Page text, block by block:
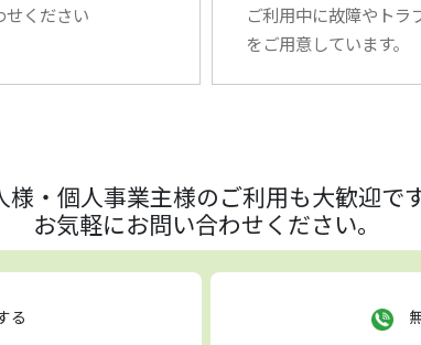
ください
ご利用中に故障やトラ
をご用意しています。
様・個人事業主様のご利用も大歓迎です
お気軽にお問い合わせください。
る